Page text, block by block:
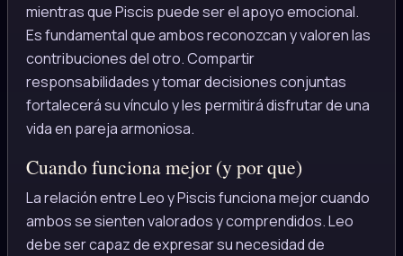
mientras que Piscis puede ser el apoyo emocional.
Es fundamental que ambos reconozcan y valoren las
contribuciones del otro. Compartir
responsabilidades y tomar decisiones conjuntas
fortalecerá su vínculo y les permitirá disfrutar de una
vida en pareja armoniosa.
Cuando funciona mejor (y por que)
La relación entre Leo y Piscis funciona mejor cuando
ambos se sienten valorados y comprendidos. Leo
debe ser capaz de expresar su necesidad de